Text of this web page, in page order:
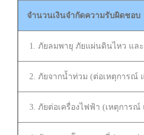
จำนวนเงินจำกัดความรับผิดชอบ
1. ภัยลมพายุ ภัยแผ่นดินไหว แล
2. ภัยจากน้ำท่วม (ต่อเหตุการณ์
3. ภัยต่อเครื่องไฟฟ้า (เหตุการณ์